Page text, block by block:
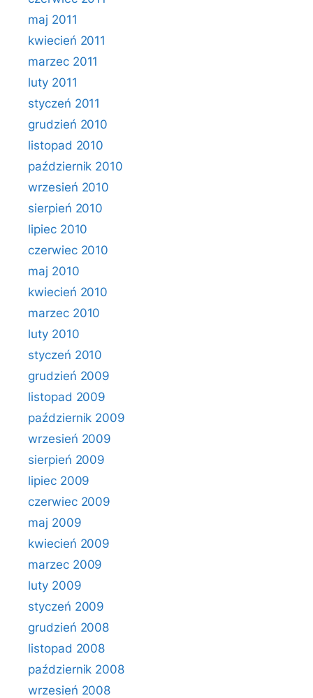
maj 2011
kwiecień 2011
marzec 2011
luty 2011
styczeń 2011
grudzień 2010
listopad 2010
październik 2010
wrzesień 2010
sierpień 2010
lipiec 2010
czerwiec 2010
maj 2010
kwiecień 2010
marzec 2010
luty 2010
styczeń 2010
grudzień 2009
listopad 2009
październik 2009
wrzesień 2009
sierpień 2009
lipiec 2009
czerwiec 2009
maj 2009
kwiecień 2009
marzec 2009
luty 2009
styczeń 2009
grudzień 2008
listopad 2008
październik 2008
wrzesień 2008